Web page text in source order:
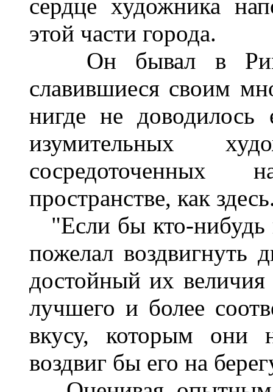
сердце художника
этой части города.
Он бывал в
славившиеся своим
нигде не доводилось
изумительных
сосредоточенных
пространстве, как
"Если бы кто-нибудь
пожелал воздвигнуть
достойный их
лучшего и более
вкусу, которым они
воздвиг бы его на